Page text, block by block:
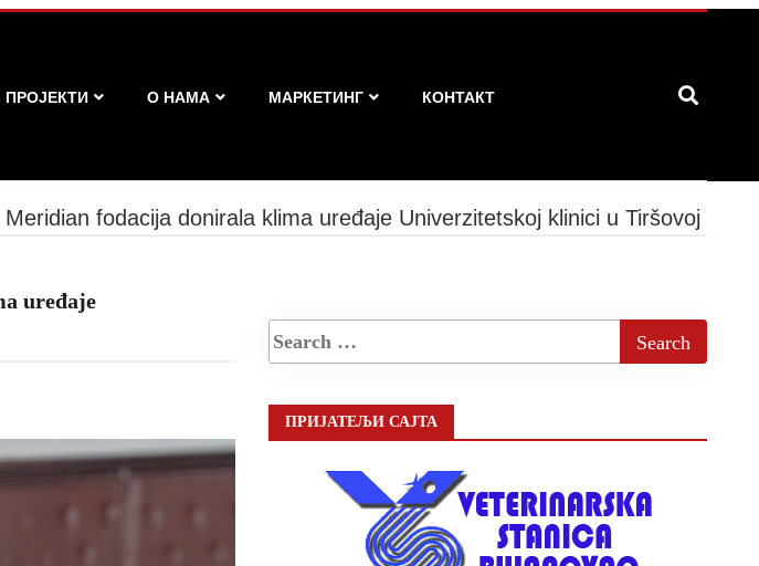
ПРОЈЕКТИ О НАМА МАРКЕТИНГ КОНТАКТ
fodacija donirala klima uređaje Univerzitetskoj klinici u Tiršovoj
uređaje
ПРИЈАТЕЉИ САЈТА